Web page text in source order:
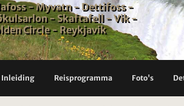
- Myvatn - Dettifoss -
- Skaftafell - Vik -
Circle - Reykjavik
Inleiding Reisprogramma Foto's